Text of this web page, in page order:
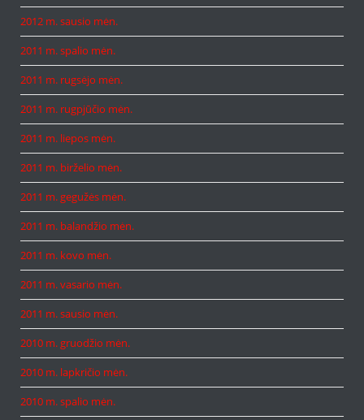
2012 m. sausio mėn.
2011 m. spalio mėn.
2011 m. rugsėjo mėn.
2011 m. rugpjūčio mėn.
2011 m. liepos mėn.
2011 m. birželio mėn.
2011 m. gegužės mėn.
2011 m. balandžio mėn.
2011 m. kovo mėn.
2011 m. vasario mėn.
2011 m. sausio mėn.
2010 m. gruodžio mėn.
2010 m. lapkričio mėn.
2010 m. spalio mėn.